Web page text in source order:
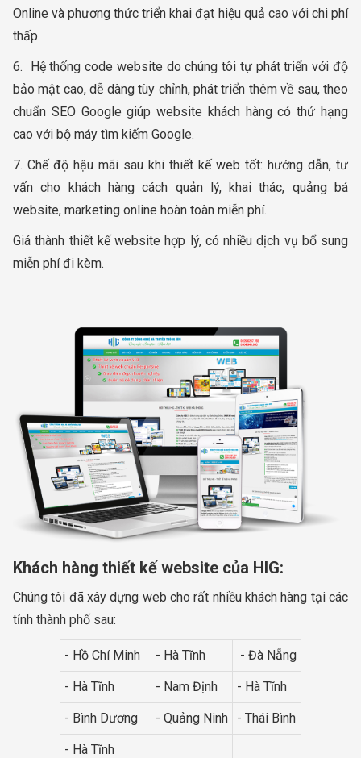
Online và phương thức triển khai đạt hiệu quả cao với chi phí
thấp.
6. Hệ thống code website do chúng tôi tự phát triển với độ
bảo mật cao, dễ dàng tùy chỉnh, phát triển thêm về sau, theo
chuẩn SEO Google giúp website khách hàng có thứ hạng
cao với bộ máy tìm kiếm Google.
7. Chế độ hậu mãi sau khi thiết kế web tốt: hướng dẫn, tư
vấn cho khách hàng cách quản lý, khai thác, quảng bá
website, marketing online hoàn toàn miễn phí.
Giá thành thiết kế website hợp lý, có nhiều dịch vụ bổ sung
miễn phí đi kèm.
Khách hàng thiết kế website của HIG:
Chúng tôi đã xây dựng web cho rất nhiều khách hàng tại các
tỉnh thành phố sau:
- Hồ Chí Minh - Hà Tĩnh - Đà Nẵng
- Hà Tĩnh - Nam Định - Hà Tĩnh
- Bình Dương - Quảng Ninh - Thái Bình
- Hà Tĩnh